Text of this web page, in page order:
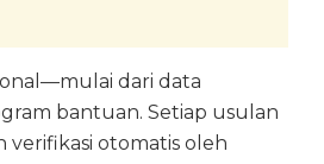
dari data
bantuan. Setiap usulan
verifikasi otomatis oleh